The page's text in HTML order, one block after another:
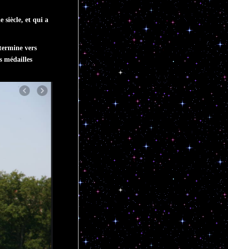
siècle, et qui a
vers
médailles